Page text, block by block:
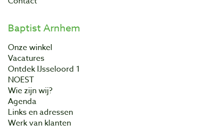
Baptist Arnhem
Onze winkel
Vacatures
Ontdek IJsseloord 1
NOEST
Wie zijn wij?
Agenda
Links en adressen
Werk van klanten